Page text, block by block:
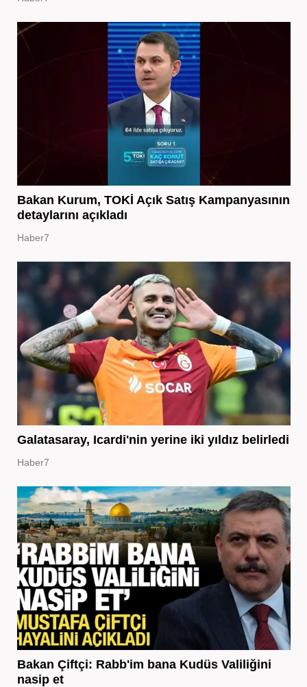
Bakan Kurum, TOKİ Açık Satış Kampanyasının
detaylarını açıkladı
Haber7
Galatasaray, Icardi'nin yerine iki yıldız belirledi
Haber7
Bakan Çiftçi: Rabb'im bana Kudüs Valiliğini
nasip et